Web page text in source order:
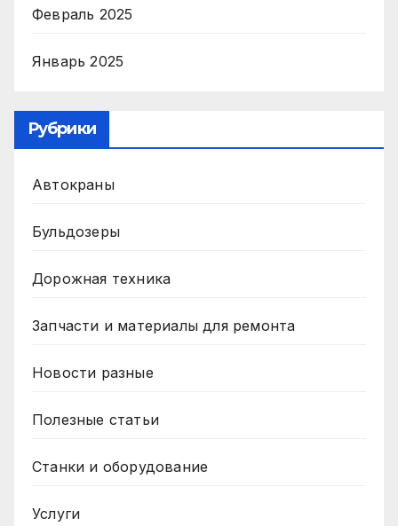
Февраль 2025
Январь 2025
Рубрики
Автокраны
Бульдозеры
Дорожная техника
Запчасти и материалы для ремонта
Новости разные
Полезные статьи
Станки и оборудование
Услуги